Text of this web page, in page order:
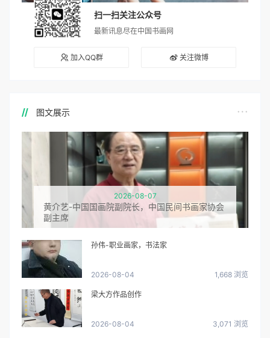
扫一扫关注公众号
最新讯息尽在中国书画网
加入QQ群 关注微博
图文展示
2026-08-07
黄介艺-中国国画院副院长，中国民间书画家协会
副主席
孙伟-职业画家，书法家
2026-08-04 1,668 浏览
梁大方作品创作
2026-08-04 3,071 浏览